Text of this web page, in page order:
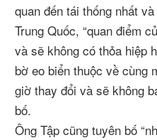
quan đến tái thống nhất
Trung Quốc, “quan điểm
và sẽ không có thỏa hiệp
bờ eo biển thuộc về cùng
giờ thay đổi và sẽ không
bố.
Ông Tập cũng tuyên bố